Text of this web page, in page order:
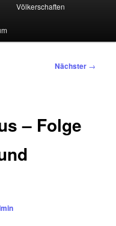
Völkerschaften
Nächster →
– Folge